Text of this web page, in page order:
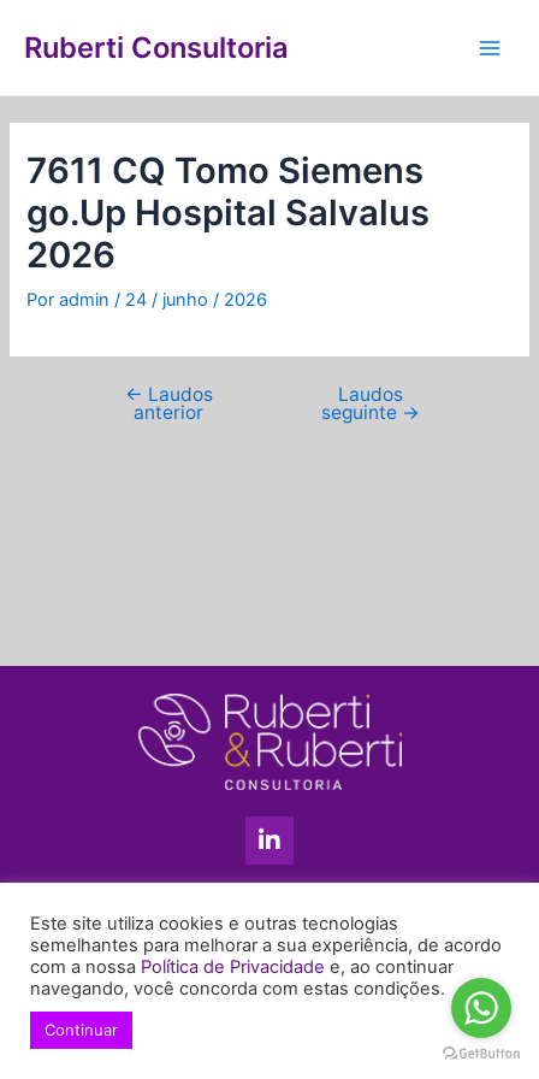
para
conteúdo
Ruberti Consultoria
7611 CQ Tomo Siemens
go.Up Hospital Salvalus
2026
Poradmin/ 24 / junho / 2026
de
← Laudos
anterior
Laudos
seguinte →
L
i
n
e
d
i
n
+55 11 99655-6439
enyruberti@ruberticonsultoria.com.br
Este site utiliza cookies e outras tecnologias
semelhantes para melhorar a sua experiência, de acordo
com a nossa Política de Privacidade e, ao continuar
navegando, você concorda com estas condições.
Continuar